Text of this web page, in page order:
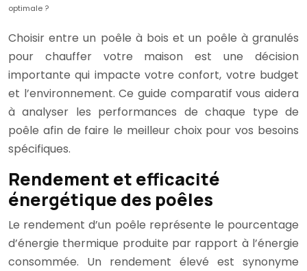
optimale ?
Choisir entre un poêle à bois et un poêle à granulés
pour chauffer votre maison est une décision
importante qui impacte votre confort, votre budget
et l’environnement. Ce guide comparatif vous aidera
à analyser les performances de chaque type de
poêle afin de faire le meilleur choix pour vos besoins
spécifiques.
Rendement et efficacité
énergétique des poêles
Le rendement d’un poêle représente le pourcentage
d’énergie thermique produite par rapport à l’énergie
consommée. Un rendement élevé est synonyme